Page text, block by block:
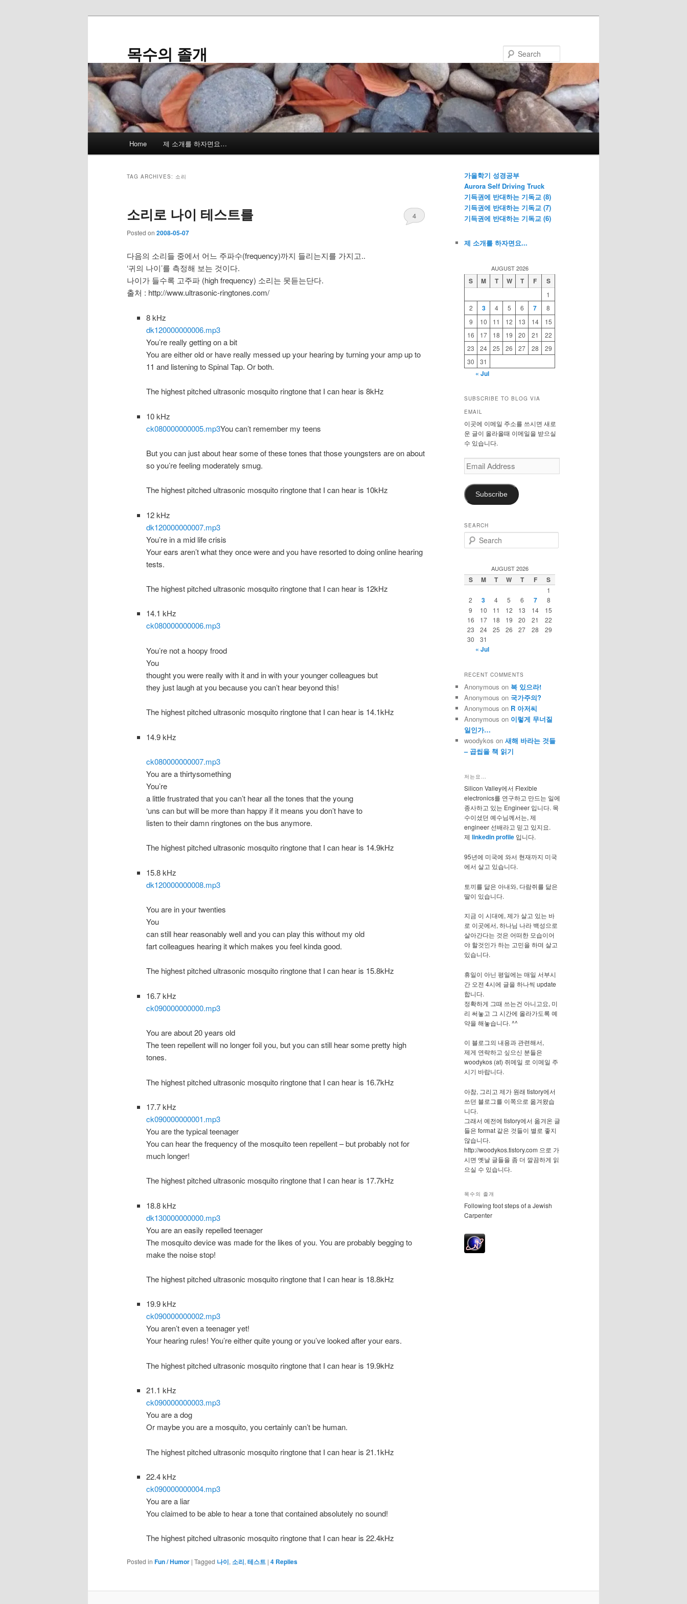
목수의 졸개
Home 제 소개를 하자면요…
TAG ARCHIVES: 소리
소리로 나이 테스트를
Posted on 2008-05-07
4
다음의 소리들 중에서 어느 주파수(frequency)까지 들리는지를 가지고..
‘귀의 나이’를 측정해 보는 것이다.
나이가 들수록 고주파 (high frequency) 소리는 못듣는단다.
출처 : http://www.ultrasonic-ringtones.com/
8 kHz
dk120000000006.mp3
You’re really getting on a bit
You are either old or have really messed up your hearing by turning your amp up to
11 and listening to Spinal Tap. Or both.
The highest pitched ultrasonic mosquito ringtone that I can hear is 8kHz
10 kHz
ck080000000005.mp3You can’t remember my teens
But you can just about hear some of these tones that those youngsters are on about
so you’re feeling moderately smug.
The highest pitched ultrasonic mosquito ringtone that I can hear is 10kHz
12 kHz
dk120000000007.mp3
You’re in a mid life crisis
Your ears aren’t what they once were and you have resorted to doing online hearing
tests.
The highest pitched ultrasonic mosquito ringtone that I can hear is 12kHz
14.1 kHz
ck080000000006.mp3
You’re not a hoopy frood
You
thought you were really with it and in with your younger colleagues but
they just laugh at you because you can’t hear beyond this!
The highest pitched ultrasonic mosquito ringtone that I can hear is 14.1kHz
14.9 kHz
ck080000000007.mp3
You are a thirtysomething
You’re
a little frustrated that you can’t hear all the tones that the young
‘uns can but will be more than happy if it means you don’t have to
listen to their damn ringtones on the bus anymore.
The highest pitched ultrasonic mosquito ringtone that I can hear is 14.9kHz
15.8 kHz
dk120000000008.mp3
You are in your twenties
You
can still hear reasonably well and you can play this without my old
fart colleagues hearing it which makes you feel kinda good.
The highest pitched ultrasonic mosquito ringtone that I can hear is 15.8kHz
16.7 kHz
ck090000000000.mp3
You are about 20 years old
The teen repellent will no longer foil you, but you can still hear some pretty high
tones.
The highest pitched ultrasonic mosquito ringtone that I can hear is 16.7kHz
17.7 kHz
ck090000000001.mp3
You are the typical teenager
You can hear the frequency of the mosquito teen repellent – but probably not for
much longer!
The highest pitched ultrasonic mosquito ringtone that I can hear is 17.7kHz
18.8 kHz
dk130000000000.mp3
You are an easily repelled teenager
The mosquito device was made for the likes of you. You are probably begging to
make the noise stop!
The highest pitched ultrasonic mosquito ringtone that I can hear is 18.8kHz
19.9 kHz
ck090000000002.mp3
You aren’t even a teenager yet!
Your hearing rules! You’re either quite young or you’ve looked after your ears.
The highest pitched ultrasonic mosquito ringtone that I can hear is 19.9kHz
21.1 kHz
ck090000000003.mp3
You are a dog
Or maybe you are a mosquito, you certainly can’t be human.
The highest pitched ultrasonic mosquito ringtone that I can hear is 21.1kHz
22.4 kHz
ck090000000004.mp3
You are a liar
You claimed to be able to hear a tone that contained absolutely no sound!
The highest pitched ultrasonic mosquito ringtone that I can hear is 22.4kHz
Posted in Fun / Humor | Tagged 나이, 소리, 테스트 | 4 Replies
가을학기 성경공부
Aurora Self Driving Truck
기득권에 반대하는 기독교 (8)
기득권에 반대하는 기독교 (7)
기득권에 반대하는 기독교 (6)
제 소개를 하자면요...
AUGUST 2026
S M T W T F S
1
2
3 4 5 6 7
8
9
10 11 12 13 14
15
16
17 18 19 20 21
22
23
24 25 26 27 28
29
30
31
« Jul
SUBSCRIBE TO BLOG VIA
EMAIL
이곳에 이메일 주소를 쓰시면 새로
운 글이 올라올때 이메일을 받으실
수 있습니다.
Email
Address
Subscribe
SEARCH
e
c
h
AUGUST 2026
S M T W T F S
1
2
3 4 5 6 7
8
9
10 11 12 13 14
15
16
17 18 19 20 21
22
23
24 25 26 27 28
29
30
31
« Jul
RECENT COMMENTS
Anonymous on 복 있으라!
Anonymous on 국가주의?
Anonymous on R 아저씨
Anonymous on 이렇게 무너질
일인가…
woodykos on 새해 바라는 것들
– 곱씹을 책 읽기
저는요…
Silicon Valley에서 Flexible
electronics를 연구하고 만드는 일에
종사하고 있는 Engineer 입니다. 목
수이셨던 예수님께서는, 제
engineer 선배라고 믿고 있지요.
제 linkedin profile 입니다.
95년에 미국에 와서 현재까지 미국
에서 살고 있습니다.
토끼를 닮은 아내와, 다람쥐를 닮은
딸이 있습니다.
지금 이 시대에, 제가 살고 있는 바
로 이곳에서, 하나님 나라 백성으로
살아간다는 것은 어떠한 모습이어
야 할것인가 하는 고민을 하며 살고
있습니다.
휴일이 아닌 평일에는 매일 서부시
간 오전 4시에 글을 하나씩 update
합니다.
정확하게 그때 쓰는건 아니고요, 미
리 써놓고 그 시간에 올라가도록 예
약을 해놓습니다. ^^
이 블로그의 내용과 관련해서,
제게 연락하고 싶으신 분들은
woodykos (at) 쥐메일 로 이메일 주
시기 바랍니다.
아참, 그리고 제가 원래 tistory에서
쓰던 블로그를 이쪽으로 옮겨왔습
니다.
그래서 예전에 tistory에서 옮겨온 글
들은 format 같은 것들이 별로 좋지
않습니다.
http://woodykos.tistory.com 으로 가
시면 옛날 글들을 좀 더 깔끔하게 읽
으실 수 있습니다.
목수의 졸개
Following foot steps of a Jewish
Carpenter